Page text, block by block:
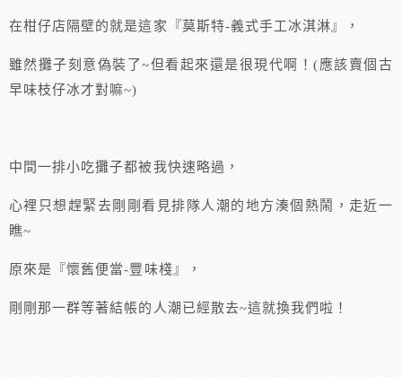
在柑仔店隔壁的就是這家『莫斯特-義式手工冰淇淋』，
雖然攤子刻意偽裝了~但看起來還是很現代啊！(應該賣個古
早味枝仔冰才對嘛~)
中間一排小吃攤子都被我快速略過，
心裡只想趕緊去剛剛看見排隊人潮的地方湊個熱鬧，走近一
瞧~
原來是『懷舊便當-豐味棧』，
剛剛那一群等著結帳的人潮已經散去~這就換我們啦！